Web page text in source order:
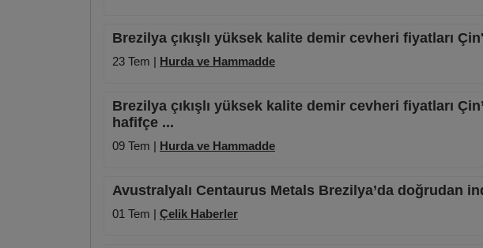
Brezilya çıkışlı yüksek kalite demir cevheri fiyatları
23 Tem | Hurda ve Hammadde
Brezilya çıkışlı yüksek kalite demir cevheri fiyatları
hafifçe ...
09 Tem | Hurda ve Hammadde
Avustralyalı Centaurus Metals Brezilya’da doğrudan
01 Tem | Çelik Haberler